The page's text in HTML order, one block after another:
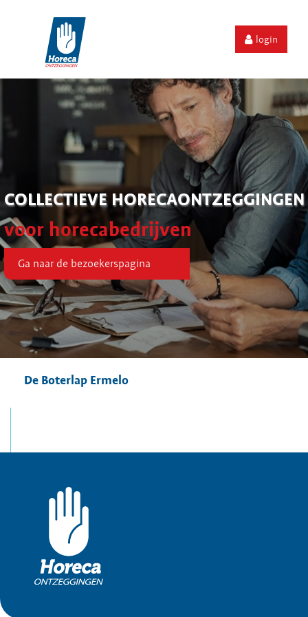
login
COLLECTIEVE HORECAONTZEGGINGEN
voor horecabedrijven
Ga naar de bezoekerspagina
De Boterlap Ermelo